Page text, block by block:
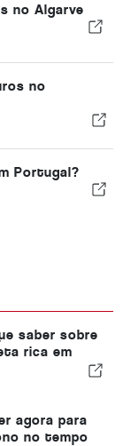
no Algarve
no
Portugal?
saber sobre
rica em
agora para
no tempo